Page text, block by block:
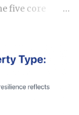
five core
Payment
builds a
closed one
bills. Credit